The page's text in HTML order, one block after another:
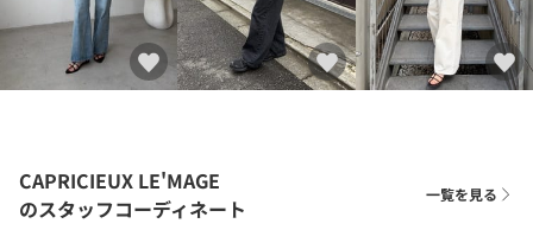
CAPRICIEUX LE'MAGE
のスタッフコーディネート
一覧を見る